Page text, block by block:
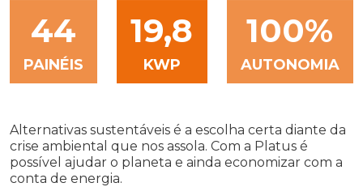
44
PAINÉIS
19,8
KWP
100%
AUTONOMIA
Alternativas sustentáveis é a escolha certa diante da
crise ambiental que nos assola. Com a Platus é
possível ajudar o planeta e ainda economizar com a
conta de energia.